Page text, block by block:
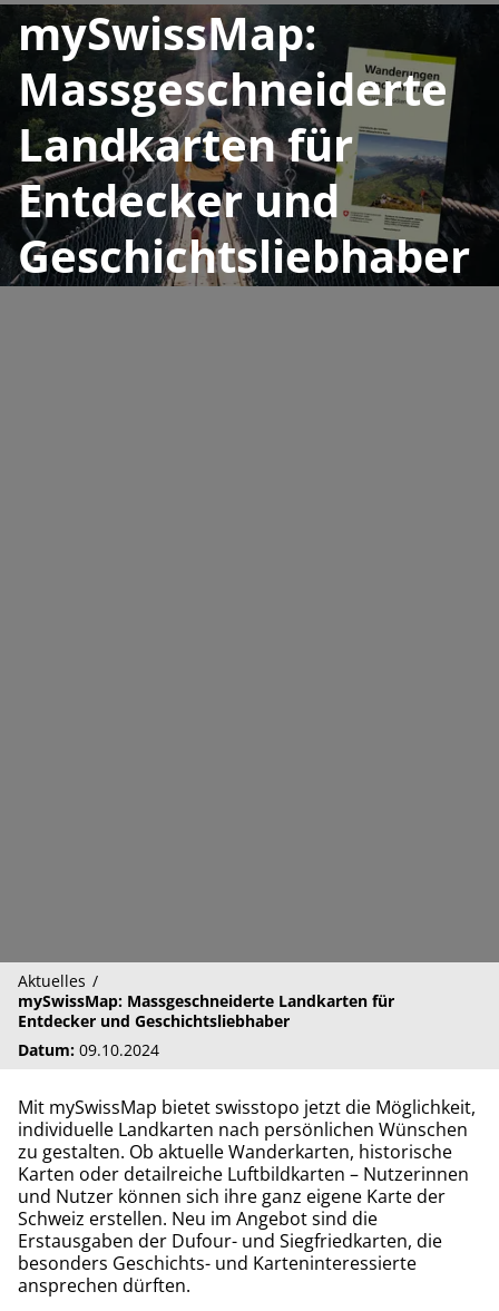
mySwissMap:
Massgeschneiderte
Landkarten für
Entdecker und
Geschichtsliebhaber
Aktuelles
mySwissMap: Massgeschneiderte Landkarten für
Entdecker und Geschichtsliebhaber
Datum: 09.10.2024
Mit mySwissMap bietet swisstopo jetzt die Möglichkeit,
individuelle Landkarten nach persönlichen Wünschen
zu gestalten. Ob aktuelle Wanderkarten, historische
Karten oder detailreiche Luftbildkarten – Nutzerinnen
und Nutzer können sich ihre ganz eigene Karte der
Schweiz erstellen. Neu im Angebot sind die
Erstausgaben der Dufour- und Siegfriedkarten, die
besonders Geschichts- und Karteninteressierte
ansprechen dürften.